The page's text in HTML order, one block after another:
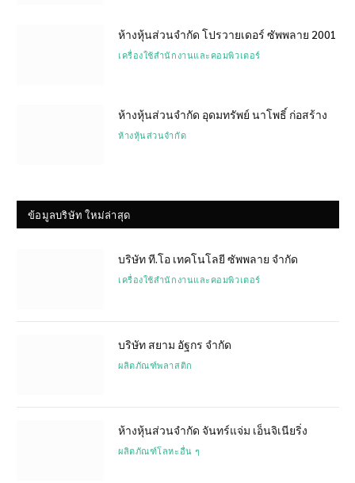
ห้างหุ้นส่วนจำกัด โปรวายเดอร์ ซัพพลาย 2001
เครื่องใช้สำนักงานและคอมพิวเตอร์
ห้างหุ้นส่วนจำกัด อุดมทรัพย์ นาโพธิ์ ก่อสร้าง
ห้างหุ้นส่วนจำกัด
ข้อมูลบริษัท ใหม่ล่าสุด
บริษัท ที.โอ เทคโนโลยี ซัพพลาย จำกัด
เครื่องใช้สำนักงานและคอมพิวเตอร์
บริษัท สยาม อัฐกร จำกัด
ผลิตภัณฑ์พลาสติก
ห้างหุ้นส่วนจำกัด จันทร์แจ่ม เอ็นจิเนียริ่ง
ผลิตภัณฑ์โลหะอื่น ๆ